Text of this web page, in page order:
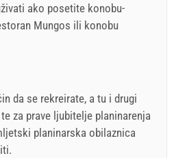
ako posetite konobu-
Mungos ili konobu
da se rekreirate, a tu i drugi
za prave ljubitelje planinarenja
planinarska obilaznica